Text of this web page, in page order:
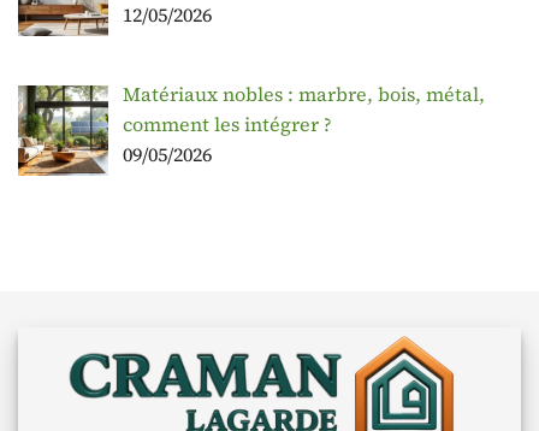
12/05/2026
Matériaux nobles : marbre, bois, métal,
comment les intégrer ?
09/05/2026